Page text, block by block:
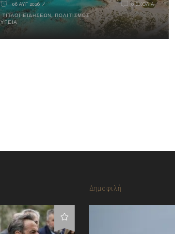
06 ΑΥΓ 2026
ΤΊΤΛΟΙ ΕΙΔΉΣΕΩΝ ,ΠΟΛΙΤΙΣΜΌΣ,
ΥΓΕΊΑ
0 ΣΧΌΛΙΑ
Δημοφιλή